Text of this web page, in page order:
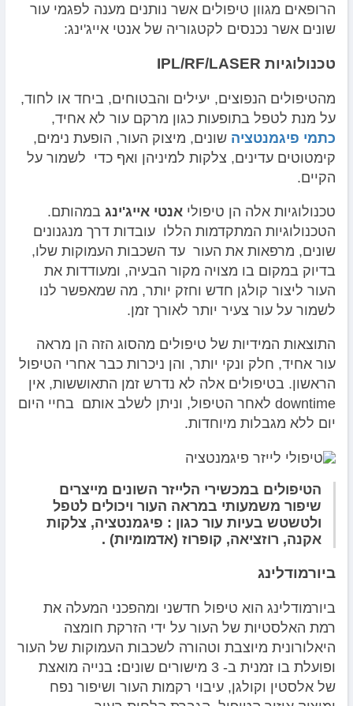
הרופאים מגוון טיפולים אשר נותנים מענה לפגמי עור
שונים אשר נכנסים לקטגוריה של אנטי אייג'ינג:
טכנולוגיות IPL/RF/LASER
מהטיפולים הנפוצים, יעילים והבטוחים, ביחד או לחוד,
על מנת לטפל בתופעות כגון מרקם עור לא אחיד,
כתמי פיגמנטציה שונים, מיצוק העור, הופעת נימים,
קימטוטים עדינים, צלקות למיניהן ואף כדי לשמור על
הקיים.
טכנולוגיות אלה הן טיפולי אנטי אייג'ינג במהותם.
הטכנולוגיות המתקדמות הללו עובדות דרך מנגנונים
שונים, מרפאות את העור עד השכבות העמוקות שלו,
בדיוק במקום בו מצויה מקור הבעיה, ומעודדות את
העור ליצור קולגן חדש וחזק יותר, מה שמאפשר לנו
לשמור על עור צעיר יותר לאורך זמן.
התוצאות המידיות של טיפולים מהסוג הזה הן מראה
עור אחיד, חלק ונקי יותר, והן ניכרות כבר אחרי הטיפול
הראשון. בטיפולים אלה לא נדרש זמן התאוששות, אין
downtime לאחר הטיפול, וניתן לשלב אותם בחיי היום
יום ללא מגבלות מיוחדות.
הטיפולים במכשירי הלייזר השונים מייצרים
שיפור משמעותי במראה העור ויכולים לטפל
ולטשטש בעיות עור כגון : פיגמנטציה, צלקות
אקנה, רוזציאה, קופרוז (אדמומיות) .
ביורמודלינג
ביורמודלינג הוא טיפול חדשני ומהפכני המעלה את
רמת האלסטיות של העור על ידי הזרקת חומצה
היאלורונית מיוצבת וטהורה לשכבות העמוקות של העור
ופועלת בו זמנית ב- 3 מישורים שונים
: בנייה מואצת
של אלסטין וקולגן, עיבוי רקמות העור ושיפור נפח